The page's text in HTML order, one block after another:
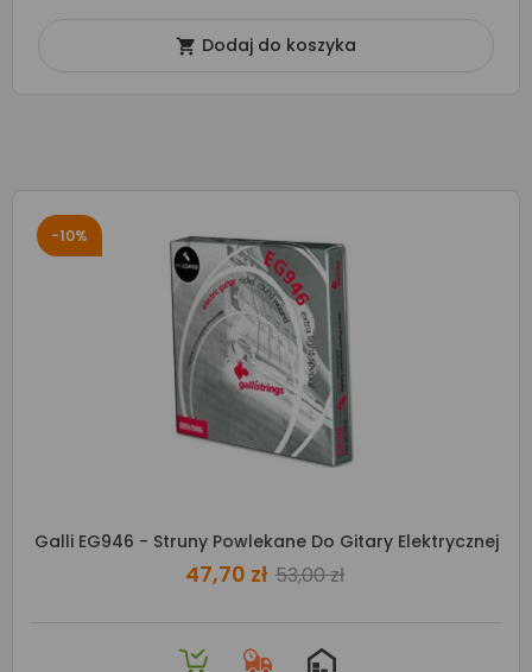
 Dodaj do koszyka
-10%
Galli EG946 - Struny Powlekane Do Gitary Elektrycznej
47,70 zł 53,00 zł